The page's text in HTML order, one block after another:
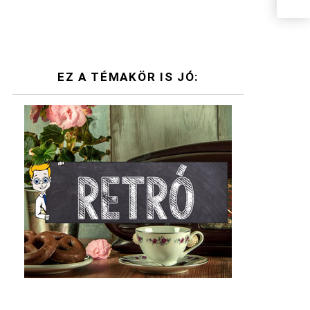
EZ A TÉMAKÖR IS JÓ: